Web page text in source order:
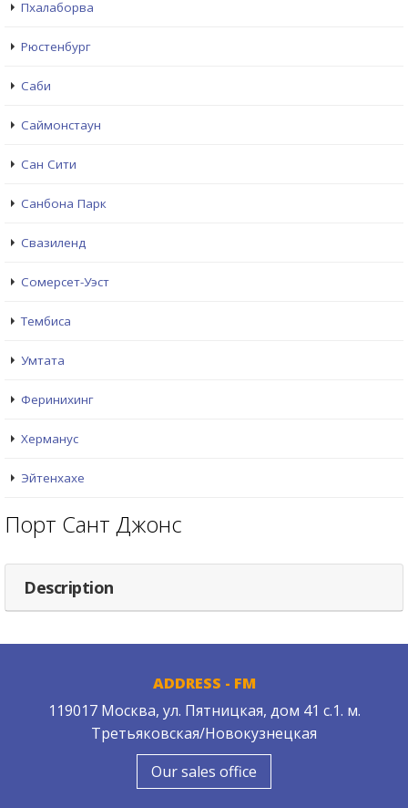
Пхалаборва
Рюстенбург
Саби
Саймонстаун
Сан Сити
Санбона Парк
Свазиленд
Сомерсет-Уэст
Тембиса
Умтата
Феринихинг
Херманус
Эйтенхахе
Порт Сант Джонс
Description
ADDRESS - FM
119017 Москва, ул. Пятницкая, дом 41 с.1. м.
Третьяковская/Новокузнецкая
Our sales office